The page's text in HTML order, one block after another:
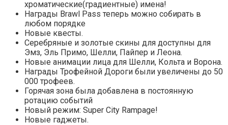
хроматические(градиентные) имена!
Награды Brawl Pass теперь можно собирать в
любом порядке
Новые квесты.
Серебряные и золотые скины для доступны для
Эмз, Эль Примо, Шелли, Пайпер и Леона.
Новые анимации лица для Шелли, Кольта и Ворона.
Награды Трофейной Дороги были увеличены до 50
000 трофеев.
Горячая зона была добавлена в постоянную
ротацию событий
Новый режим: Super City Rampage!
Новые гаджеты.